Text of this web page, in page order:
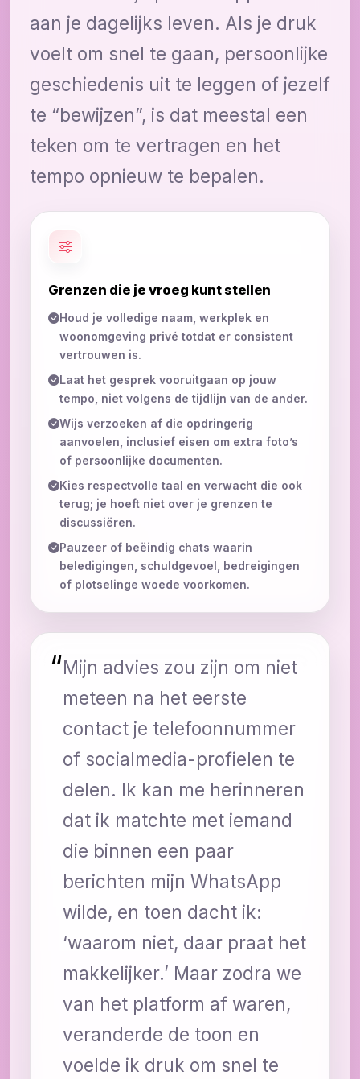
aan je dagelijks leven. Als je druk
voelt om snel te gaan, persoonlijke
geschiedenis uit te leggen of jezelf
te “bewijzen”, is dat meestal een
teken om te vertragen en het
tempo opnieuw te bepalen.
Grenzen die je vroeg kunt stellen
Houd je volledige naam, werkplek en
woonomgeving privé totdat er consistent
vertrouwen is.
Laat het gesprek vooruitgaan op jouw
tempo, niet volgens de tijdlijn van de ander.
Wijs verzoeken af die opdringerig
aanvoelen, inclusief eisen om extra foto’s
of persoonlijke documenten.
Kies respectvolle taal en verwacht die ook
terug; je hoeft niet over je grenzen te
discussiëren.
Pauzeer of beëindig chats waarin
beledigingen, schuldgevoel, bedreigingen
of plotselinge woede voorkomen.
“Mijn advies zou zijn om niet
meteen na het eerste
contact je telefoonnummer
of socialmedia-profielen te
delen. Ik kan me herinneren
dat ik matchte met iemand
die binnen een paar
berichten mijn WhatsApp
wilde, en toen dacht ik:
‘waarom niet, daar praat het
makkelijker.’ Maar zodra we
van het platform af waren,
veranderde de toon en
voelde ik druk om snel te